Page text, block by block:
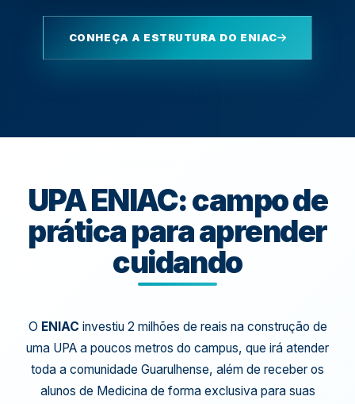
CONHEÇA A ESTRUTURA DO ENIAC
UPA ENIAC: campo de
prática para aprender
cuidando
O ENIAC investiu 2 milhões de reais na construção de
uma UPA a poucos metros do campus, que irá atender
toda a comunidade Guarulhense, além de receber os
alunos de Medicina de forma exclusiva para suas